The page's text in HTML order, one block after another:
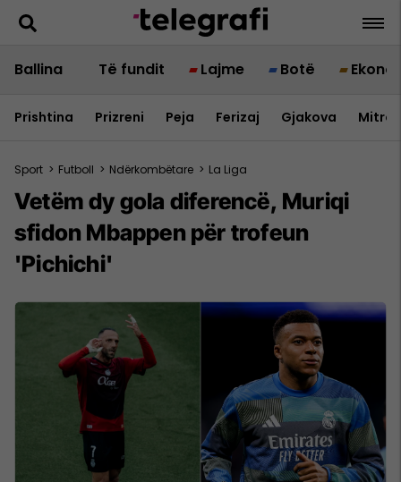
Ballina Të fundit Lajme Botë
Prishtina Prizreni Peja Ferizaj Gjakova
Sport > Futboll > Ndërkombëtare > La Liga
Vetëm dy gola diferencë, Muriqi
sfidon Mbappen për trofeun
'Pichichi'